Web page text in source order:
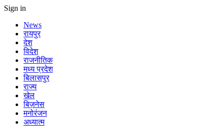
Sign in
News
रायपुर
देश
विदेश
राजनीतिक
मध्य प्रदेश
बिलासपुर
राज्य
खेल
बिज़नेस
मनोरंजन
अध्यात्म